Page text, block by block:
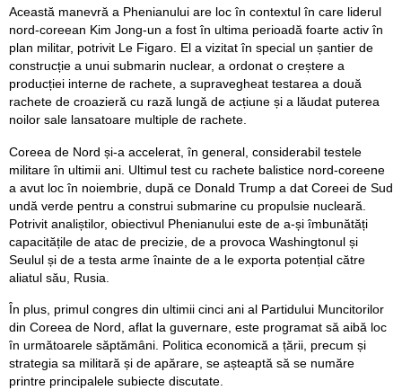
Această manevră a Phenianului are loc în contextul în care liderul
nord-coreean Kim Jong-un a fost în ultima perioadă foarte activ în
plan militar, potrivit Le Figaro. El a vizitat în special un șantier de
construcție a unui submarin nuclear, a ordonat o creștere a
producției interne de rachete, a supravegheat testarea a două
rachete de croazieră cu rază lungă de acțiune și a lăudat puterea
noilor sale lansatoare multiple de rachete.
Coreea de Nord și-a accelerat, în general, considerabil testele
militare în ultimii ani. Ultimul test cu rachete balistice nord-coreene
a avut loc în noiembrie, după ce Donald Trump a dat Coreei de Sud
undă verde pentru a construi submarine cu propulsie nucleară.
Potrivit analiștilor, obiectivul Phenianului este de a-și îmbunătăți
capacitățile de atac de precizie, de a provoca Washingtonul și
Seulul și de a testa arme înainte de a le exporta potențial către
aliatul său, Rusia.
În plus, primul congres din ultimii cinci ani al Partidului Muncitorilor
din Coreea de Nord, aflat la guvernare, este programat să aibă loc
în următoarele săptămâni. Politica economică a țării, precum și
strategia sa militară și de apărare, se așteaptă să se număre
printre principalele subiecte discutate.